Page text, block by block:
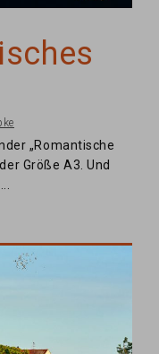
„Romantische
Größe A3. Und